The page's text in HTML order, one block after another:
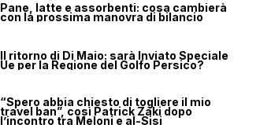
Pane, latte e assorbenti: cosa cambierà
con la prossima manovra di bilancio
Il ritorno di Di Maio: sarà Inviato Speciale
Ue per la Regione del Golfo Persico?
“Spero abbia chiesto di togliere il mio
travel ban”, così Patrick Zaki dopo
l’incontro tra Meloni e al-Sisi